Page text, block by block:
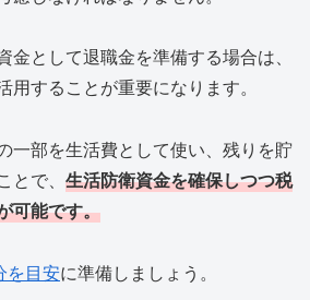
金として退職金を準備する場合は、
用することが重要になります。
一部を生活費として使い、残りを貯
で、 生活防衛資金を確保しつつ税
可能です。
を目安に準備しましょう。